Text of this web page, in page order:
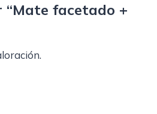
facetado +